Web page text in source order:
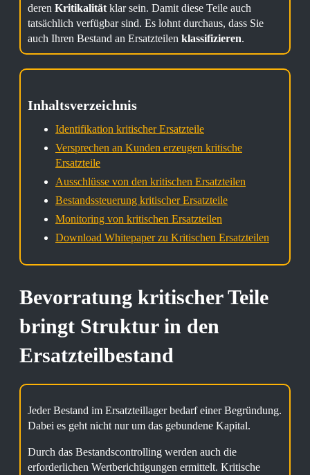
deren Kritikalitätklar sein. Damit diese Teile auch
tatsächlich verfügbar sind. Es lohnt durchaus, dass Sie
auch Ihren Bestand an Ersatzteilen klassifizieren.
Inhaltsverzeichnis
Identifikation kritischer Ersatzteile
Versprechen an Kunden erzeugen kritische
Ersatzteile
Ausschlüsse von den kritischen Ersatzteilen
Bestandssteuerung kritischer Ersatzteile
Monitoring von kritischen Ersatzteilen
Download Whitepaper zu Kritischen Ersatzteilen
Bevorratung kritischer Teile
bringt Struktur in den
Ersatzteilbestand
Jeder Bestand im Ersatzteillager bedarf einer Begründung.
Dabei es geht nicht nur um das gebundene Kapital.
Durch das Bestandscontrolling werden auch die
erforderlichen Wertberichtigungen ermittelt. Kritische